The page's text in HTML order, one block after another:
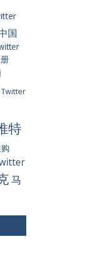
国
Twitter
特
马